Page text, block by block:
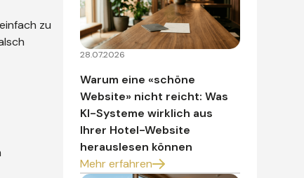
zu
28.07.2026
Warum eine «schöne
Website» nicht reicht: Was
KI-Systeme wirklich aus
Ihrer Hotel-Website
herauslesen können
Mehr erfahren